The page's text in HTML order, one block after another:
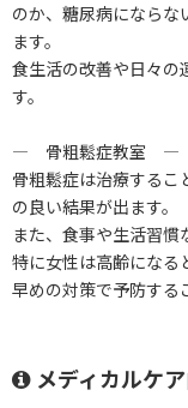
のか、糖尿病にならな
ます。
食生活の改善や日々の
す。
― 骨粗鬆症教室 ―
骨粗鬆症は治療するこ
の良い結果が出ます。
また、食事や生活習慣
特に女性は高齢になる
早めの対策で予防する
メディカルケ